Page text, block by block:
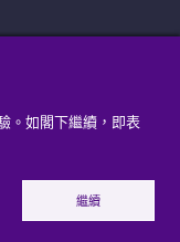
。如閣下繼續，即表
繼續